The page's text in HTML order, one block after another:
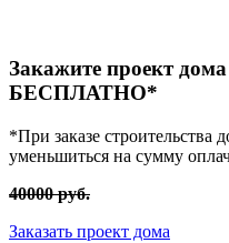
Закажите проект
БЕСПЛАТНО*
*При заказе строительства
уменьшиться на сумму
40000 руб.
Заказать проект дома